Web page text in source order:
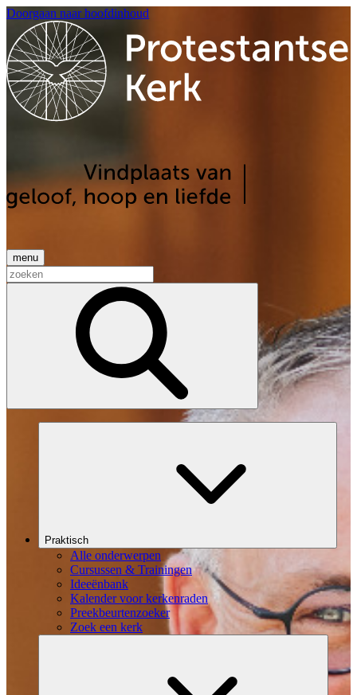
Doorgaan naar hoofdinhoud
menu
Praktisch
Alle onderwerpen
Cursussen & Trainingen
Ideeënbank
Kalender voor kerkenraden
Preekbeurtenzoeker
Zoek een kerk